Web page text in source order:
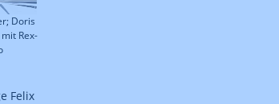
Doris
Rex-
Felix